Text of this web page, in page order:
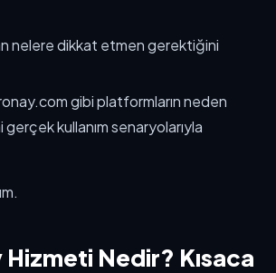
nelere dikkat etmen gerektiğini
gibi platformların neden
kullanım senaryolarıyla
Hizmeti Nedir? Kısaca